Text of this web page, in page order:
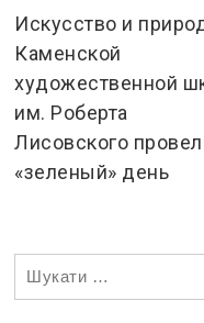
more
articles
Искусство и
Каменской
художественной
им. Роберта
Лисовского
«зеленый» день
Ви
шукали